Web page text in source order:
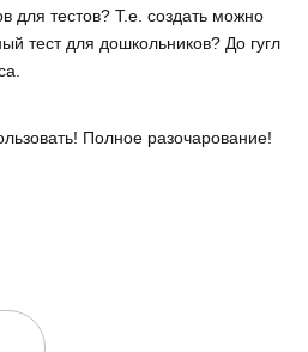
для тестов? Т.е. создать можно
тест для дошкольников? До гугл
Полное разочарование!